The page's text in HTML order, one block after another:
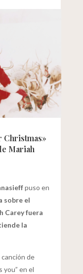
Christmas»
Mariah
puso en
sobre el
Carey fuera
la
de
you” en el